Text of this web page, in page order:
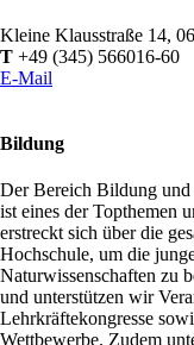
Kleine Klausstraße 14,
T +49 (345) 566016-60
E-Mail
Bildung
Der Bereich Bildung
ist eines der Topthemen
erstreckt sich über die
Hochschule, um die
Naturwissenschaften zu
und unterstützen wir
Lehrkräftekongresse
Wettbewerbe. Zudem